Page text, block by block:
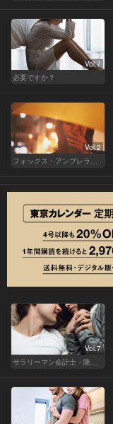
Vol.7
必要ですか？
Vol.2
フォックス・アンブレラの男
Vol.7
サラリーマン会計士・隆一の迷い